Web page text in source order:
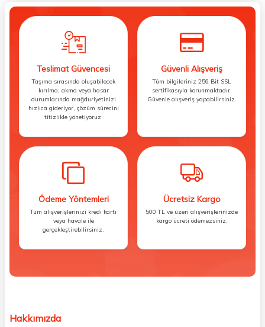
Teslimat Güvencesi
Taşıma sırasında oluşabilecek
kırılma, akma veya hasar
durumlarında mağduriyetinizi
hızlıca gideriyor, çözüm sürecini
titizlikle yönetiyoruz.
Güvenli Alışveriş
Tüm bilgileriniz 256 Bit SSL
sertifikasıyla korunmaktadır.
Güvenle alışveriş yapabilirsiniz.
Ödeme Yöntemleri
Tüm alışverişlerinizi kredi kartı
veya havale ile
gerçekleştirebilirsiniz.
Ücretsiz Kargo
500 TL ve üzeri alışverişlerinizde
kargo ücreti ödemezsiniz.
Hakkımızda